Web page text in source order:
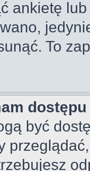
ankietę
To
dostępu
być